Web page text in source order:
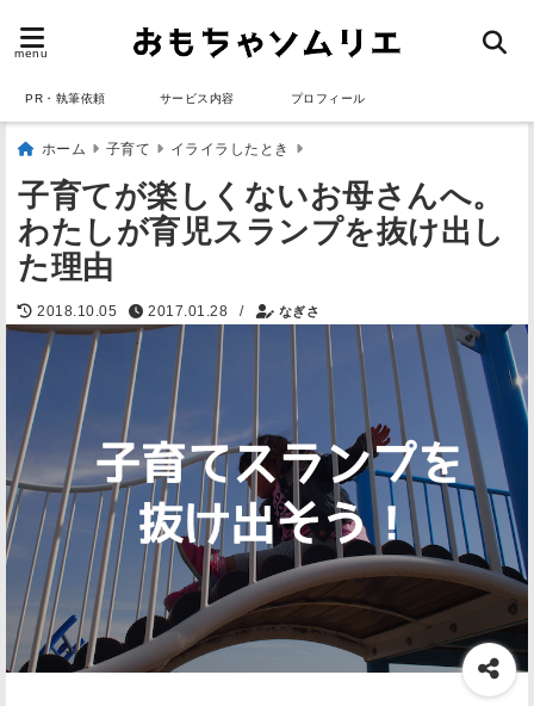
menu
PR・執筆依頼 サービス内容 プロフィール
ホーム 子育て イライラしたとき
子育てが楽しくないお母さんへ。
わたしが育児スランプを抜け出し
た理由
2018.10.05 2017.01.28 / なぎさ